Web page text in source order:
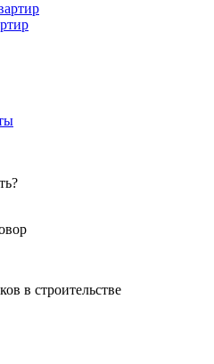
в строительстве